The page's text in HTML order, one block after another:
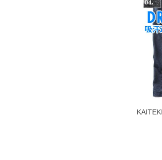
※当店での掲載商品は、実店鋪と在庫を共用しておりますの